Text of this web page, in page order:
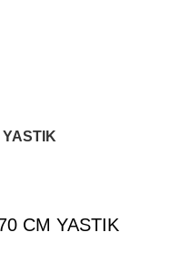
CM YASTIK